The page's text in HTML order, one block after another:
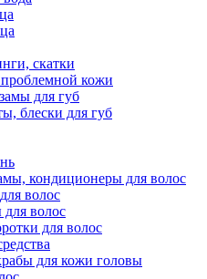
скатки
кожи
для губ
блески для губ
кондиционеры для волос
волос
волос
для волос
для кожи головы